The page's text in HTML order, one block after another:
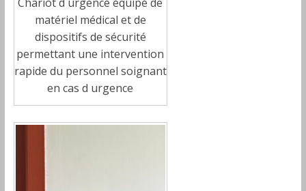
matériel médical et de
dispositifs de sécurité
permettant une intervention
rapide du personnel soignant
en cas d urgence